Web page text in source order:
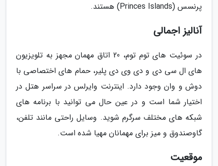
پرنسس (Princes Islands) هستند.
آنالیز اجمالی
در سوئیت های توم توم، 20 اتاق مهمان مجهز به تلویزیون
های ال سی دی و دی وی دی پلیر، حمام های اختصاصی با
دوش و وان وجود دارد. اینترنت وایرلس در سراسر هتل در
اختیار شما است و در عین حال می توانید با برنامه های
شبکه های مختلف سرگرم شوید. وسایل راحتی مانند تلفن،
گاوصندوق و میز برای مهمانان مهیا شده است.
موقعیت